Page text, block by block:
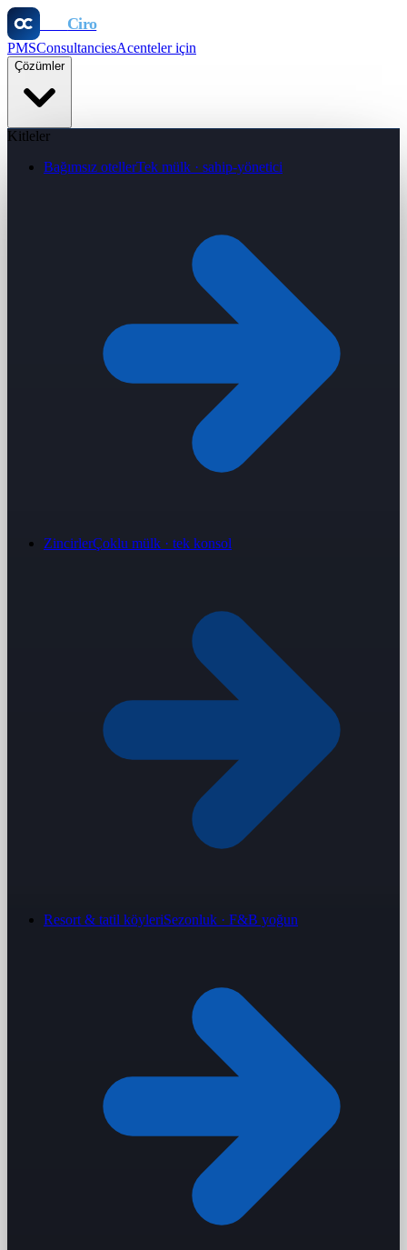
Ciro
PMSConsultanciesAcenteler için
Çözümler
Kitleler
Bağımsız otellerTek mülk · sahip-yönetici
ZincirlerÇoklu mülk · tek konsol
Resort & tatil köyleriSezonluk · F&B yoğun